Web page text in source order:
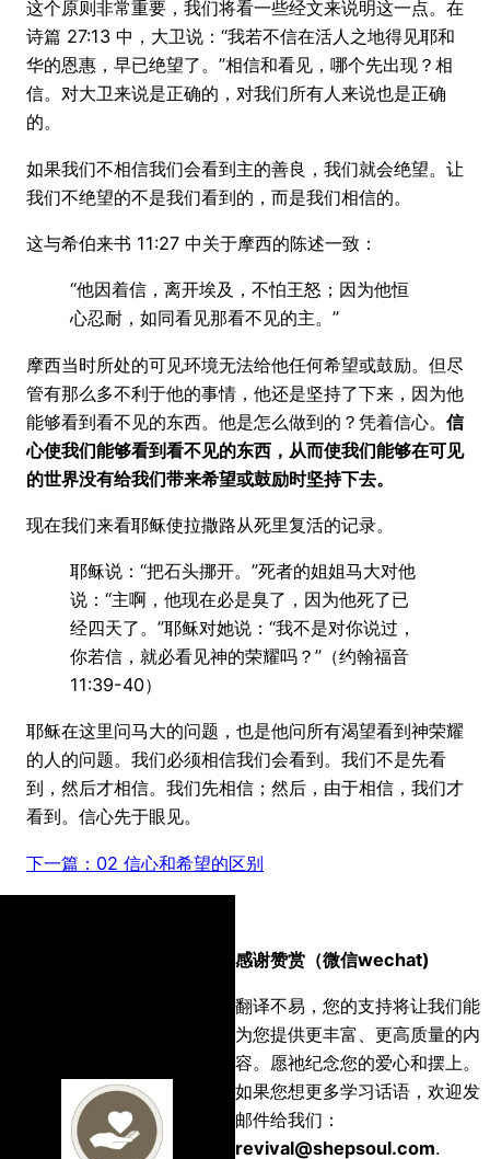
这个原则非常重要，我们将看一些经文来说明这一点。在
诗篇 27:13 中，大卫说：“我若不信在活人之地得见耶和
华的恩惠，早已绝望了。”相信和看见，哪个先出现？相
信。对大卫来说是正确的，对我们所有人来说也是正确
的。
如果我们不相信我们会看到主的善良，我们就会绝望。让
我们不绝望的不是我们看到的，而是我们相信的。
这与希伯来书 11:27 中关于摩西的陈述一致：
“他因着信，离开埃及，不怕王怒；因为他恒
心忍耐，如同看见那看不见的主。”
摩西当时所处的可见环境无法给他任何希望或鼓励。但尽
管有那么多不利于他的事情，他还是坚持了下来，因为他
能够看到看不见的东西。他是怎么做到的？凭着信心。 信
心使我们能够看到看不见的东西，从而使我们能够在可见
的世界没有给我们带来希望或鼓励时坚持下去。
现在我们来看耶稣使拉撒路从死里复活的记录。
耶稣说：“把石头挪开。”死者的姐姐马大对他
说：“主啊，他现在必是臭了，因为他死了已
经四天了。”耶稣对她说：“我不是对你说过，
你若信，就必看见神的荣耀吗？”（约翰福音
11:39-40）
耶稣在这里问马大的问题，也是他问所有渴望看到神荣耀
的人的问题。我们必须相信我们会看到。我们不是先看
到，然后才相信。我们先相信；然后，由于相信，我们才
看到。信心先于眼见。
下一篇：02 信心和希望的区别
感谢赞赏（微信wechat)
翻译不易，您的支持将让我们能
为您提供更丰富、更高质量的内
容。愿祂纪念您的爱心和摆上。
如果您想更多学习话语，欢迎发
邮件给我们：
revival@shepsoul.com.